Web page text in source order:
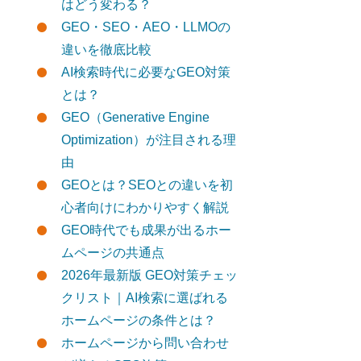
はどう変わる？
GEO・SEO・AEO・LLMOの
違いを徹底比較
AI検索時代に必要なGEO対策
とは？
GEO（Generative Engine
Optimization）が注目される理
由
GEOとは？SEOとの違いを初
心者向けにわかりやすく解説
GEO時代でも成果が出るホー
ムページの共通点
2026年最新版 GEO対策チェッ
クリスト｜AI検索に選ばれる
ホームページの条件とは？
ホームページから問い合わせ